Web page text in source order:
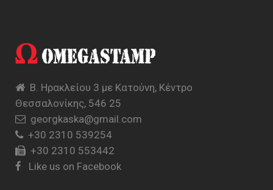
Β. Ηρακλείου 3 με Κατούνη, Κέντρο
Θεσσαλονίκης, 546 25
georgkaska@gmail.com
+30 2310 539254
+30 2310 553442
Like us on Facebook